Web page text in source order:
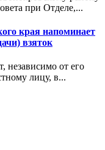
при Отделе,...
края напоминает
взяток
независимо от его
лицу, в...